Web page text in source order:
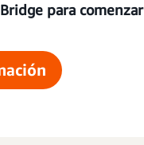
para comenzar